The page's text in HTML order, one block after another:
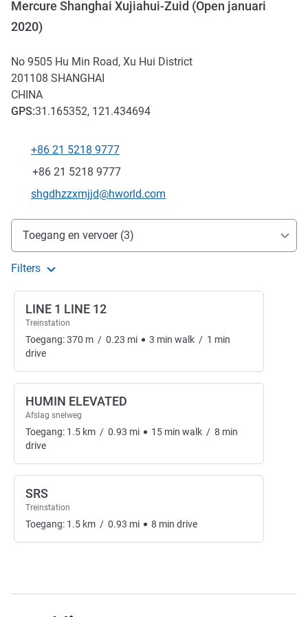
Mercure Shanghai Xujiahui-Zuid (Open januari
2020)
No 9505 Hu Min Road, Xu Hui District
201108 SHANGHAI
CHINA
GPS:31.165352, 121.434694
Telefoon
+86 21 5218 9777
Fax
+86 21 5218 9777
E-mailadres voor contact
shgdhzzxmjjd@hworld.com
Toegang en transport
Toegang en vervoer (3)
Filters
LINE 1 LINE 12
Treinstation
Toegang:370 m / 0.23 mi 3 min walk / 1 min
drive
HUMIN ELEVATED
Afslag snelweg
Toegang: 1.5 km / 0.93 mi 15 min walk / 8 min
drive
SRS
Treinstation
Toegang: 1.5 km / 0.93 mi 8 min drive